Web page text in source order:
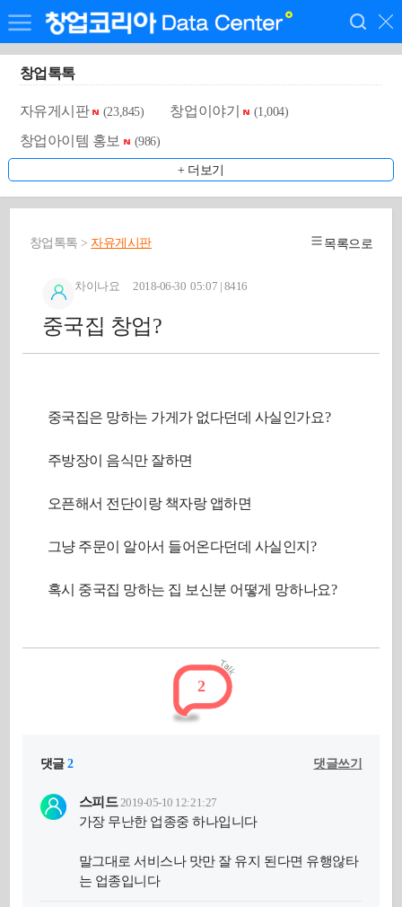
창업톡톡
자유게시판 (23,845) 창업이야기 (1,004)
창업아이템 홍보 (986)
+ 더보기
창업톡톡 > 자유게시판 목록으로
차이나요 2018-06-30 05:07 | 8416
중국집 창업?
중국집은 망하는 가게가 없다던데 사실인가요?
주방장이 음식만 잘하면
오픈해서 전단이랑 책자랑 앱하면
그냥 주문이 알아서 들어온다던데 사실인지?
혹시 중국집 망하는 집 보신분 어떻게 망하나요?
2
댓글2 댓글쓰기
스피드2019-05-10 12:21:27
가장 무난한 업종중 하나입니다
말그대로 서비스나 맛만 잘 유지 된다면 유행않타
는 업종입니다